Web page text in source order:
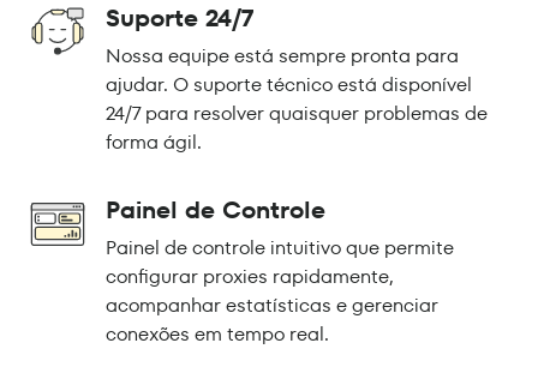
Suporte 24/7
Nossa equipe está sempre pronta para
ajudar. O suporte técnico está disponível
24/7 para resolver quaisquer problemas de
forma ágil.
Painel de Controle
Painel de controle intuitivo que permite
configurar proxies rapidamente,
acompanhar estatísticas e gerenciar
conexões em tempo real.